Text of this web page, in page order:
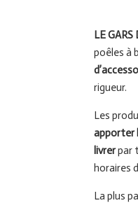
LE
poêles à
rigueur.
Les
apporter
livrerpar
horaires
La plus